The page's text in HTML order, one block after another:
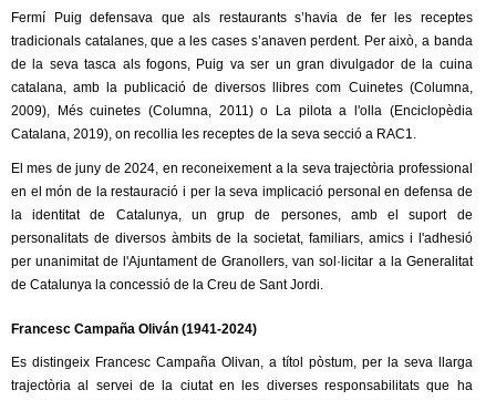
Fermí Puig defensava que als restaurants s’havia de fer les receptes
tradicionals catalanes, que a les cases s’anaven perdent. Per això, a banda
de la seva tasca als fogons, Puig va ser un gran divulgador de la cuina
catalana, amb la publicació de diversos llibres com Cuinetes (Columna,
2009), Més cuinetes (Columna, 2011) o La pilota a l'olla (Enciclopèdia
Catalana, 2019), on recollia les receptes de la seva secció a RAC1.
El mes de juny de 2024, en reconeixement a la seva trajectòria professional
en el món de la restauració i per la seva implicació personal en defensa de
la identitat de Catalunya, un grup de persones, amb el suport de
personalitats de diversos àmbits de la societat, familiars, amics i l'adhesió
per unanimitat de l'Ajuntament de Granollers, van sol·licitar a la Generalitat
de Catalunya la concessió de la Creu de Sant Jordi.
Francesc Campaña Oliván (1941-2024)
Es distingeix Francesc Campaña Olivan, a títol pòstum, per la seva llarga
trajectòria al servei de la ciutat en les diverses responsabilitats que ha